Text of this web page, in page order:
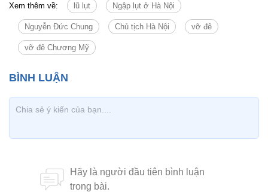
Xem thêm về: lũ lụt Ngập lụt ở Hà Nội
Nguyễn Đức Chung Chủ tịch Hà Nội vỡ đê
vỡ đê Chương Mỹ